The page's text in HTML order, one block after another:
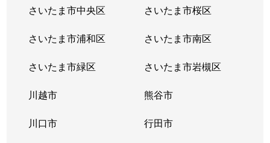
さいたま市中央区 さいたま市桜区
さいたま市浦和区 さいたま市南区
さいたま市緑区 さいたま市岩槻区
川越市 熊谷市
川口市 行田市